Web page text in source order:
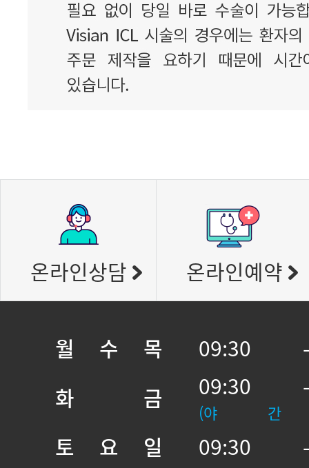
온라인상담 온라인예약
월 수 목
09:30
화 금
09:30
(야 간
토 요 일
09:30